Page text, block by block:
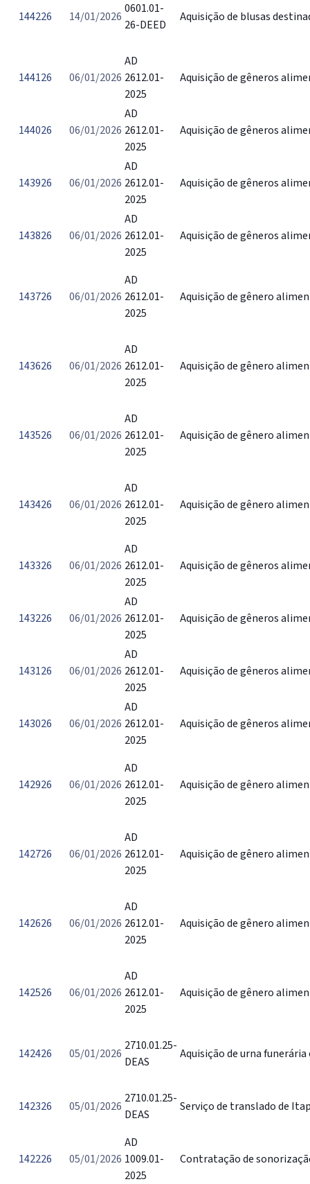
144226 14/01/2026
0601.01-
26-DEED
Aquisição de blusas
144126 06/01/2026
AD
2612.01-
2025
Aquisição de gêneros
144026 06/01/2026
AD
2612.01-
2025
Aquisição de gêneros
143926 06/01/2026
AD
2612.01-
2025
Aquisição de gêneros
143826 06/01/2026
AD
2612.01-
2025
Aquisição de gêneros
143726 06/01/2026
AD
2612.01-
2025
Aquisição de gênero
143626 06/01/2026
AD
2612.01-
2025
Aquisição de gênero
143526 06/01/2026
AD
2612.01-
2025
Aquisição de gênero
143426 06/01/2026
AD
2612.01-
2025
Aquisição de gênero
143326 06/01/2026
AD
2612.01-
2025
Aquisição de gêneros
143226 06/01/2026
AD
2612.01-
2025
Aquisição de gêneros
143126 06/01/2026
AD
2612.01-
2025
Aquisição de gêneros
143026 06/01/2026
AD
2612.01-
2025
Aquisição de gêneros
142926 06/01/2026
AD
2612.01-
2025
Aquisição de gênero
142726 06/01/2026
AD
2612.01-
2025
Aquisição de gênero
142626 06/01/2026
AD
2612.01-
2025
Aquisição de gênero
142526 06/01/2026
AD
2612.01-
2025
Aquisição de gênero
142426 05/01/2026
2710.01.25-
DEAS
Aquisição de urna
142326 05/01/2026
2710.01.25-
DEAS
Serviço de translado de
142226 05/01/2026
AD
1009.01-
2025
Contratação de